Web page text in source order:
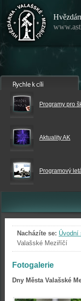
Programy pro
Aktuality AK
Programový
Nacházíte se: Úvodní
Valašské Meziříčí
Fotogalerie
Dny Města Valašské